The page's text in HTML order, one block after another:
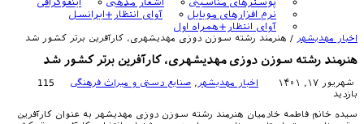
نرم افزارهای موبایل
آوای انتظار+ایرانسل
آوای انتظار+همراه اول
اخبار مهديشهر / هنرمند رشته سوزن دوزی مهدیشهری، کارآفرین برتر کشور شد
هنرمند رشته سوزن دوزی مهدیشهری، کارآفرین برتر کشور شد
شهریور ۱۷, ۱۴۰۱ اخبار مهديشهر , صنایع دستی و میراث فرهنگی
115
بازدید
سیده خانم فاطمه خادمیان هنرمند رشته سوزن دوزی مهدیشهر به عنوان کارآفرین